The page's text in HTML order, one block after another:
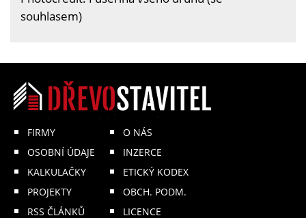
souhlasem)
FIRMY
OSOBNÍ ÚDAJE
KALKULAČKY
PROJEKTY
RSS ČLÁNKŮ
O NÁS
INZERCE
ETICKÝ KODEX
OBCH. PODM.
LICENCE